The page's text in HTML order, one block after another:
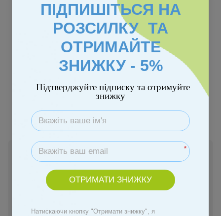
Немає в наявності
310 грн 369 грн
ПІДПИШІТЬСЯ НА
РОЗСИЛКУ ТА
ОТРИМАЙТЕ
ЗНИЖКУ - 5%
Підтверджуйте підписку та отримуйте
знижку
*
ОТРИМАТИ ЗНИЖКУ
Натискаючи кнопку "Отримати знижку", я